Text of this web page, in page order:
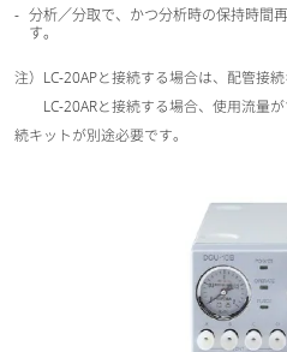
分析／分取で、かつ分析時の保持時間
す。
注）LC-20APと接続する場合は、配管接続
LC-20ARと接続する場合、使用流量
続キットが別途必要です。